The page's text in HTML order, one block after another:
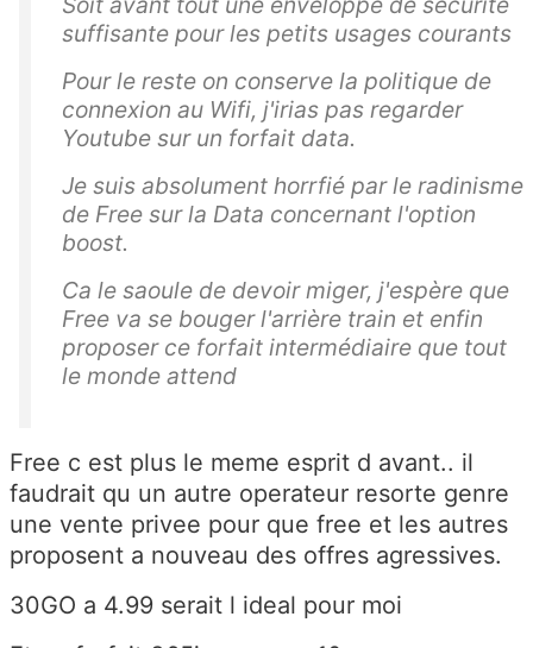
suffisante pour les petits usages courants
Pour le reste on conserve la politique de
connexion au Wifi, j'irias pas regarder
Youtube sur un forfait data.
Je suis absolument horrfié par le radinisme
de Free sur la Data concernant l'option
boost.
Ca le saoule de devoir miger, j'espère que
Free va se bouger l'arrière train et enfin
proposer ce forfait intermédiaire que tout
le monde attend
Free c est plus le meme esprit d avant.. il
faudrait qu un autre operateur resorte genre
une vente privee pour que free et les autres
proposent a nouveau des offres agressives.
30GO a 4.99 serait l ideal pour moi